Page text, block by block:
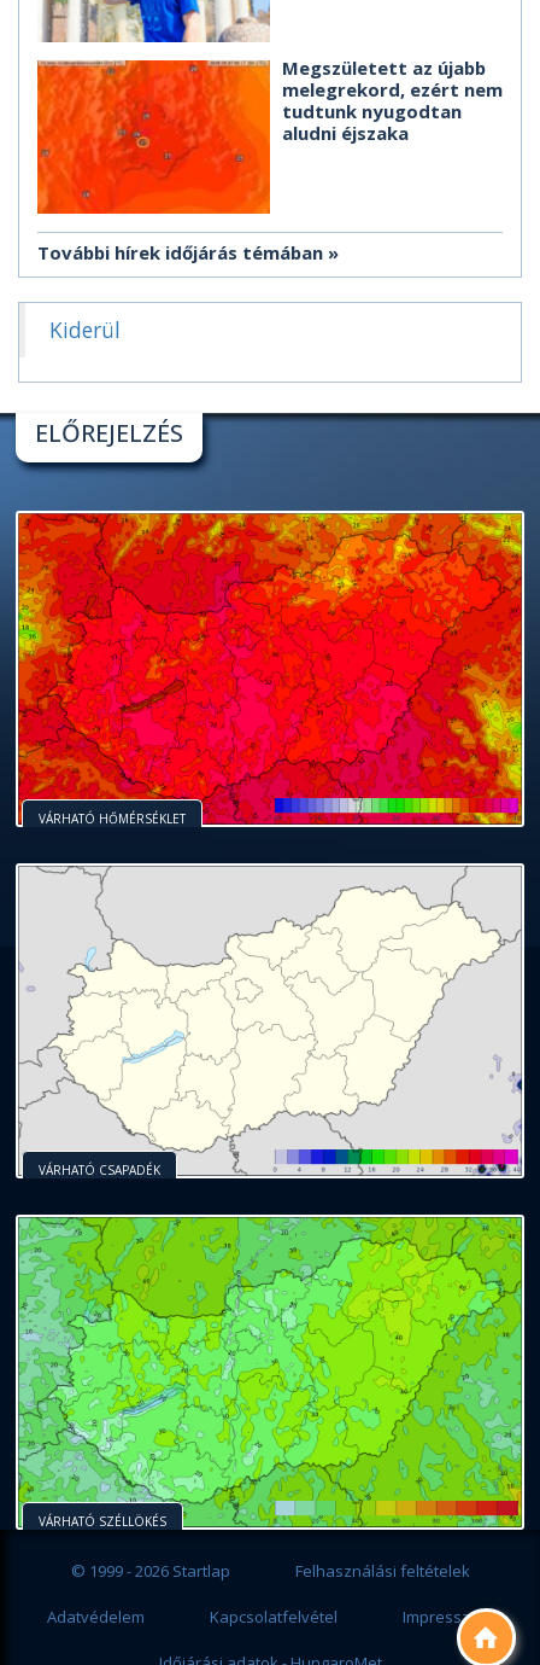

Megszületett az újabb
melegrekord, ezért nem
tudtunk nyugodtan
aludni éjszaka
További hírek időjárás témában
Kiderül
ELŐREJELZÉS
VÁRHATÓ HŐMÉRSÉKLET
VÁRHATÓ CSAPADÉK
VÁRHATÓ SZÉLLÖKÉS
© 1999 - 2026 Startlap Felhasználási feltételek
Adatvédelem Kapcsolatfelvétel Impresszum